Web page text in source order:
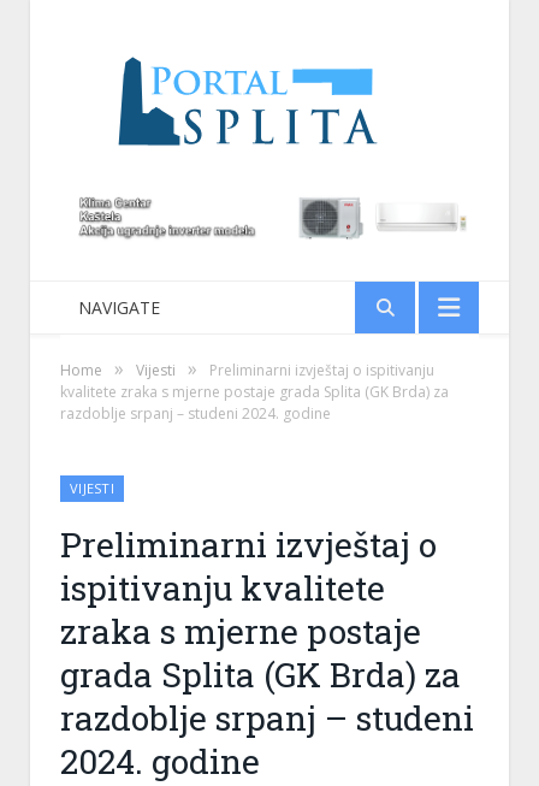
NAVIGATE
Home » Vijesti »
Preliminarni izvještaj o ispitivanju
kvalitete zraka s mjerne postaje grada Splita (GK Brda) za
razdoblje srpanj – studeni 2024. godine
VIJESTI
Preliminarni izvještaj o
ispitivanju kvalitete
zraka s mjerne postaje
grada Splita (GK Brda) za
razdoblje srpanj – studeni
2024. godine